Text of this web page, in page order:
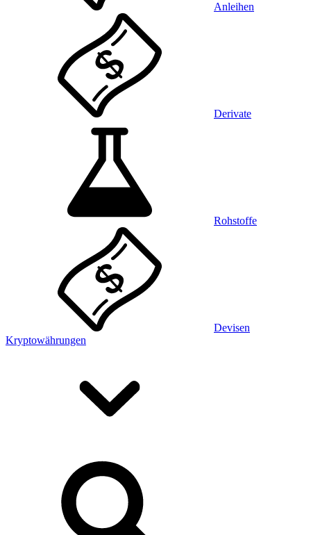
Anleihen
Derivate
Rohstoffe
Devisen
Kryptowährungen